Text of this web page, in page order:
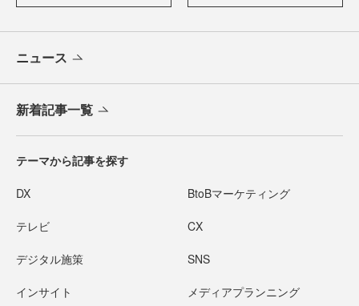
ニュース
新着記事一覧
テーマから記事を探す
DX BtoBマーケティング
テレビ CX
デジタル施策 SNS
インサイト メディアプランニング